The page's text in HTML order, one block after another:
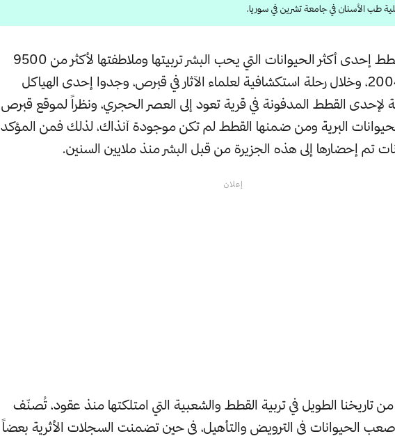
طب الأسنان في جامعة تشرين في سوريا.
لطالما كانت القطط إحدى أكثر الحيوانات التي يحب البشر تربيتها وملاطفتها لأكثر من 9500
عام، ففي عام 2004، وخلال رحلة استكشافية لعلماء الآثار في قبرص، وجدوا إحدى الهياكل
لإحدى القطط المدفونة في قرية تعود إلى العصر الحجري، ونظراً لموقع قبرص
الحيوانات البرية ومن ضمنها القطط لم تكن موجودة آنذاك، لذلك فمن المؤكد
تم إحضارها إلى هذه الجزيرة من قبل البشر منذ ملايين السنين.
إعلان
تاريخنا الطويل في تربية القطط والشعبية التي امتلكتها منذ عقود، تُصنّف
الحيوانات في الترويض والتأهيل، في حين تضمنت السجلات الأثرية بعضاً